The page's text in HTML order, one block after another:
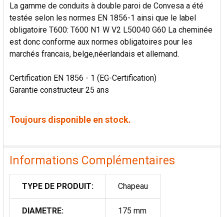
La gamme de conduits à double paroi de Convesa a été
testée selon les normes EN 1856-1 ainsi que le label
obligatoire T600: T600 N1 W V2 L50040 G60 La cheminée
est donc conforme aux normes obligatoires pour les
marchés francais, belge,néerlandais et allemand.
Certification EN 1856 - 1 (EG-Certification)
Garantie constructeur 25 ans
Toujours disponible en stock.
Informations Complémentaires
TYPE DE PRODUIT: Chapeau
DIAMETRE: 175 mm